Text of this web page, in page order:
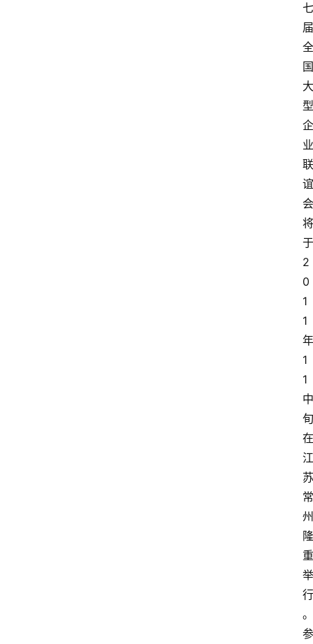
七
届
全
国
大
型
企
业
联
谊
会
将
于
2
0
1
1
年
1
1
中
旬
在
江
苏
常
州
隆
重
举
行
。
参